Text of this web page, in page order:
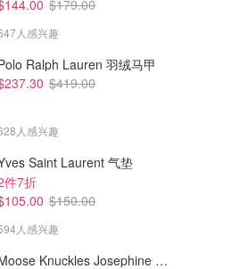
$31.50 $45.00
$179.00
人感兴趣
Ralph Lauren 羽绒马甲
$419.00
人感兴趣
Saint Laurent 气垫
件7折
$150.00
人感兴趣
Moose Knuckles Josephine 拼接夹克